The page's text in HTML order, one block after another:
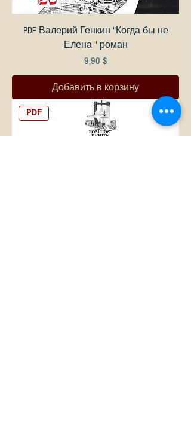
PDF Валерий Генкин "Когда бы не
Елена " роман
Цена
9,90 $
Добавить в корзину
PDF